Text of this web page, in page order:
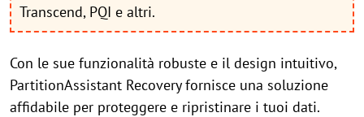
Transcend, PQI e altri.
Con le sue funzionalità robuste e il design intuitivo,
PartitionAssistant Recovery fornisce una soluzione
affidabile per proteggere e ripristinare i tuoi dati.